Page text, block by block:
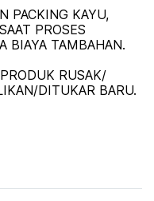
PACKING KAYU,
PROSES
BIAYA TAMBAHAN.
RUSAK/
DITUKAR BARU.